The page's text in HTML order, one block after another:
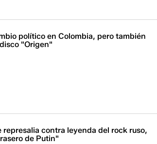
político en Colombia, pero también
"Origen"
represalia contra leyenda del rock ruso,
de Putin"